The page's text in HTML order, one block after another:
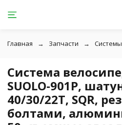
Главная Запчасти
Система
SUOLO-901P,
40/30/22T, SQR,
болтами,